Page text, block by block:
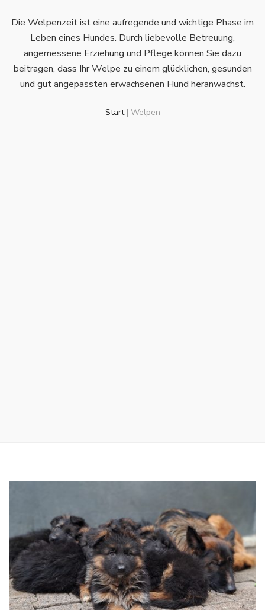
Die Welpenzeit ist eine aufregende und wichtige Phase im
Leben eines Hundes. Durch liebevolle Betreuung,
angemessene Erziehung und Pflege können Sie dazu
beitragen, dass Ihr Welpe zu einem glücklichen, gesunden
und gut angepassten erwachsenen Hund heranwächst.
Start | Welpen